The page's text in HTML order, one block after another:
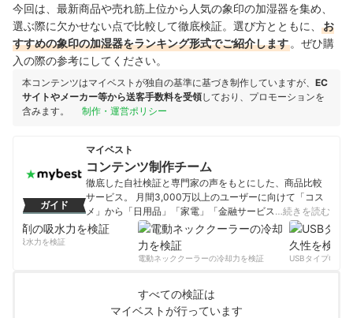
今回は、最新商品や売れ筋上位から人気の象印の加湿器を集め、
選ぶ際に欠かせない点で比較して徹底検証。選び方とともに、
お
すすめの象印の加湿器をランキング形式でご紹介します 。ぜひ購
入の際の参考にしてください。
本コンテンツはマイベストが独自の基準に基づき制作していますが、 EC
サイトやメーカー等から送客手数料を受領しており、プロモーションを
含みます。
制作・運営ポリシー
ガイド
マイベスト
コンテンツ制作チーム
徹底した自社検証と専門家の声をもとにした、商品比較
サービス。 月間3,000万以上のユーザーに向けて「コス
メ」から「日用品」「家電」「金融サービス」まで、ベ
ストな商品を選んでもらうために、毎日コンテンツを制
コンテンツ制作チームのプロフィール
…続きを読む
の吸水力を検証
電動ネッククーラーの冷却力を検証
USBタイプCケー
すべての検証は
マイベストが行っています